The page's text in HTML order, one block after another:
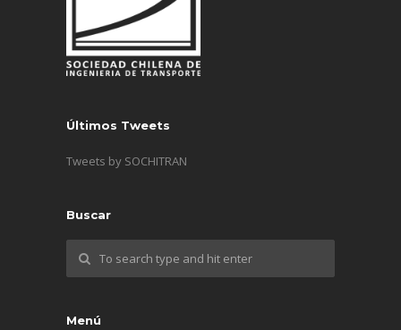
Últimos Tweets
Tweets by SOCHITRAN
Buscar
Menú